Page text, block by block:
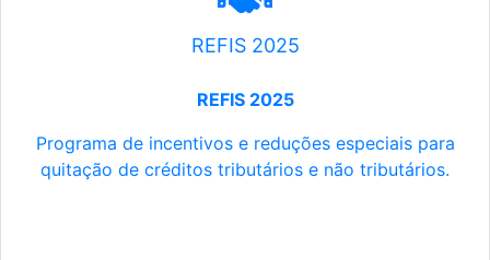
REFIS 2025
REFIS 2025
Programa de incentivos e reduções especiais para
quitação de créditos tributários e não tributários.